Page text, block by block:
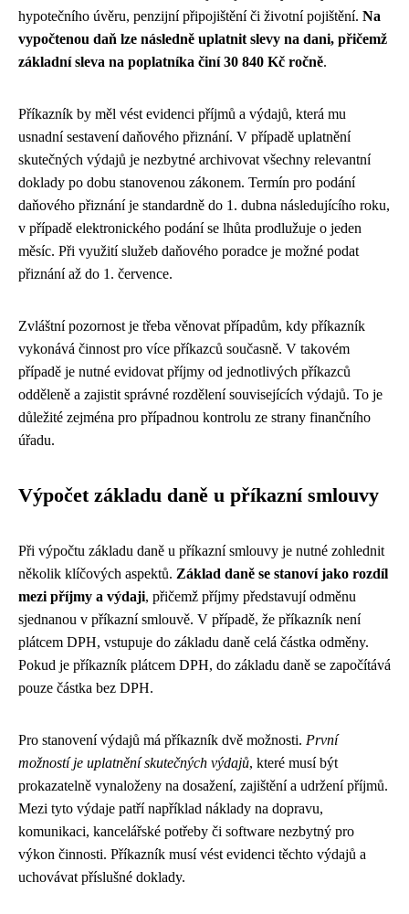
hypotečního úvěru, penzijní připojištění či životní pojištění. Na
vypočtenou daň lze následně uplatnit slevy na dani, přičemž
základní sleva na poplatníka činí 30 840 Kč ročně.
Příkazník by měl vést evidenci příjmů a výdajů, která mu
usnadní sestavení daňového přiznání. V případě uplatnění
skutečných výdajů je nezbytné archivovat všechny relevantní
doklady po dobu stanovenou zákonem. Termín pro podání
daňového přiznání je standardně do 1. dubna následujícího roku,
v případě elektronického podání se lhůta prodlužuje o jeden
měsíc. Při využití služeb daňového poradce je možné podat
přiznání až do 1. července.
Zvláštní pozornost je třeba věnovat případům, kdy příkazník
vykonává činnost pro více příkazců současně. V takovém
případě je nutné evidovat příjmy od jednotlivých příkazců
odděleně a zajistit správné rozdělení souvisejících výdajů. To je
důležité zejména pro případnou kontrolu ze strany finančního
úřadu.
Výpočet základu daně u příkazní smlouvy
Při výpočtu základu daně u příkazní smlouvy je nutné zohlednit
několik klíčových aspektů. Základ daně se stanoví jako rozdíl
mezi příjmy a výdaji, přičemž příjmy představují odměnu
sjednanou v příkazní smlouvě. V případě, že příkazník není
plátcem DPH, vstupuje do základu daně celá částka odměny.
Pokud je příkazník plátcem DPH, do základu daně se započítává
pouze částka bez DPH.
Pro stanovení výdajů má příkazník dvě možnosti. První
možností je uplatnění skutečných výdajů, které musí být
prokazatelně vynaloženy na dosažení, zajištění a udržení příjmů.
Mezi tyto výdaje patří například náklady na dopravu,
komunikaci, kancelářské potřeby či software nezbytný pro
výkon činnosti. Příkazník musí vést evidenci těchto výdajů a
uchovávat příslušné doklady.